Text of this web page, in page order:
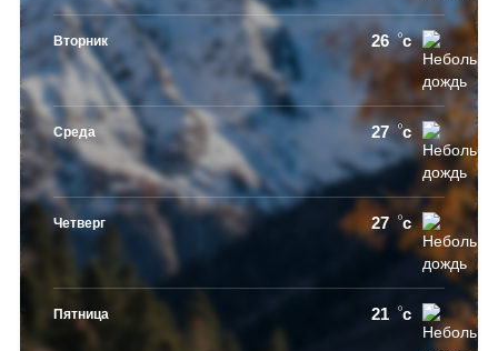
Вторник 26 c
Среда 27 c
Четверг 27 c
Пятница 21 c